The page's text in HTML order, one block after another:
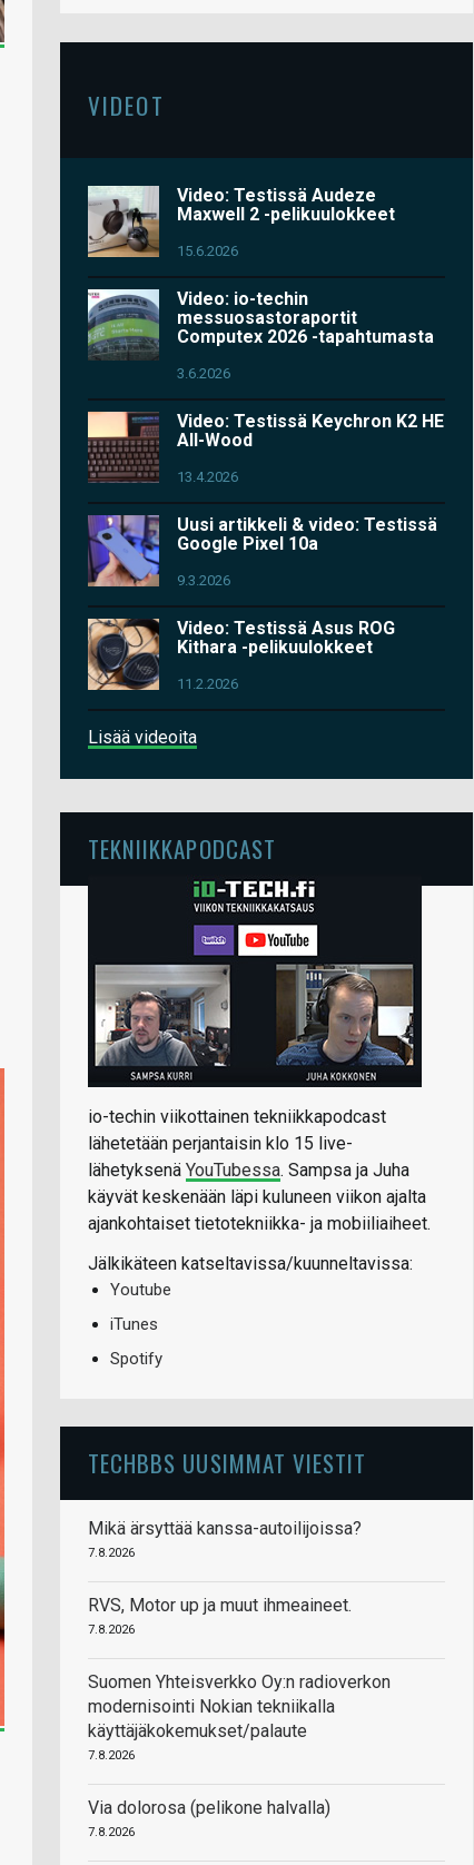
VIDEOT
Video: Testissä Audeze
Maxwell 2 -pelikuulokkeet
15.6.2026
Video: io-techin
messuosastoraportit
Computex 2026 -tapahtumasta
3.6.2026
Video: Testissä Keychron K2 HE
All-Wood
13.4.2026
Uusi artikkeli & video: Testissä
Google Pixel 10a
9.3.2026
Video: Testissä Asus ROG
Kithara -pelikuulokkeet
11.2.2026
Lisää videoita
TEKNIIKKAPODCAST
io-techin viikottainen tekniikkapodcast
lähetetään perjantaisin klo 15 live-
lähetyksenä YouTubessa. Sampsa ja Juha
käyvät keskenään läpi kuluneen viikon ajalta
ajankohtaiset tietotekniikka- ja mobiiliaiheet.
Jälkikäteen katseltavissa/kuunneltavissa:
Youtube
iTunes
Spotify
TECHBBS UUSIMMAT VIESTIT
Mikä ärsyttää kanssa-autoilijoissa?
7.8.2026
RVS, Motor up ja muut ihmeaineet.
7.8.2026
Suomen Yhteisverkko Oy:n radioverkon
modernisointi Nokian tekniikalla
käyttäjäkokemukset/palaute
7.8.2026
Via dolorosa (pelikone halvalla)
7.8.2026